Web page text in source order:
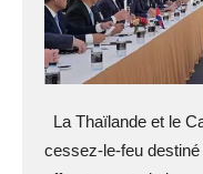
La Thaïlande et le
cessez-le-feu